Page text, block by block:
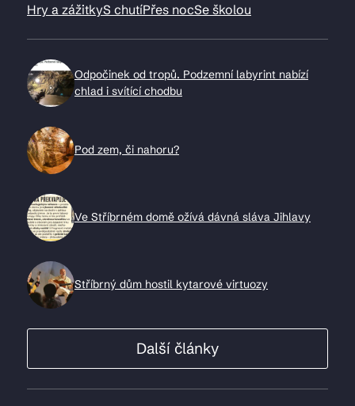
Hry a zážitkyS chutíPřes nocSe školou
Odpočinek od tropů. Podzemní labyrint nabízí
chlad i svítící chodbu
Pod zem, či nahoru?
Ve Stříbrném domě ožívá dávná sláva Jihlavy
Stříbrný dům hostil kytarové virtuozy
Další články